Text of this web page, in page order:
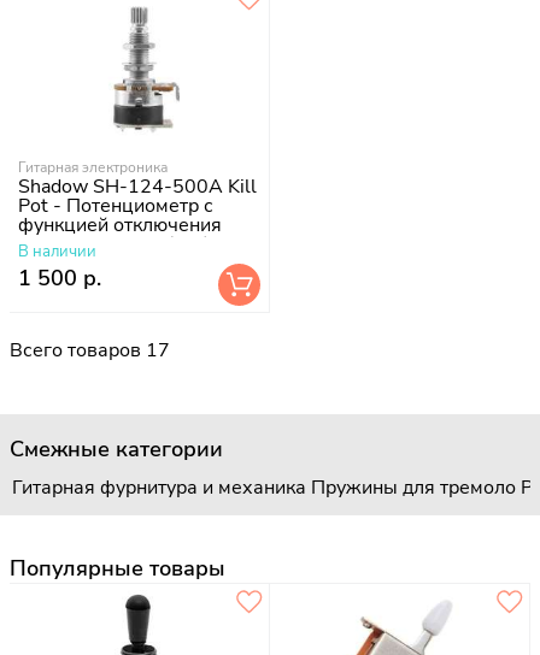
Гитарная электроника
Shadow SH-124-500A Kill
Pot - Потенциометр с
функцией отключения
сигнала, A500K (лог)
В наличии
1 500 р.
Всего товаров 17
Смежные категории
Гитарная фурнитура и механика Пружины для тремоло
Популярные товары